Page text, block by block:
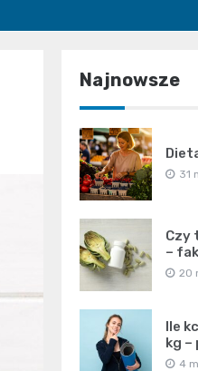
Najnowsze
31
Czy
–
20
Ile
kg –
4